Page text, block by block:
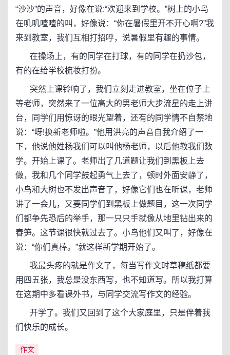
“沙沙”的声音，好像在说:“欢迎来到学校。”树上的小鸟
在叽叽喳喳的叫，好像说：“你在暑假里开不开心啊?”我
来到教室，我们互相打招呼，说暑假里有趣的事情。
在操场上，有的同学在打球，有的同学在扔沙包，
有的在给学校梳妆打扮。
突然上课铃响了，我们立刻走进教室，坐在位子上
等老师，突然来了一位高大的男老师大步流星的走上讲
台，同学们用惊讶的眼光望着，还有的同学情不自禁地
说：“呀!换新老师啦。”他用洪亮的声音自我介绍了一
下，他说他姓杨我们可以叫他杨老师，以后他教我们数
学。开始上课了。老师出了几道题让我们到黑板上去
做，我和几个同学鼓起勇气上去了，顿时外面安静了，
小鸟和大树也不发出声音了，好像它们也在听课，老师
讲了一会儿，又要同学们到黑板上做题目，这一次同学
们都争先恐后的举手，那一只只手就像从地里钻出来的
春笋。这节课很快就过去了。小鸟他们又叫了，好像在
说：“你们真棒。”就这样新学期开始了。
我最头疼的就是作文了，每当写作文时草稿纸都要
用四五张，我总是没东西写，也不知道写。所以我打算
在这期中多看课外书，与同学交流写作文的经验。
开学了。我们又回到了这个大家庭里，只是伴着我
们快乐的成长。
作文